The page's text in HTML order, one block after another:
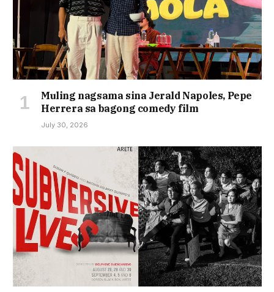
Muling nagsama sina Jerald Napoles, Pepe
Herrera sa bagong comedy film
July 30, 2026